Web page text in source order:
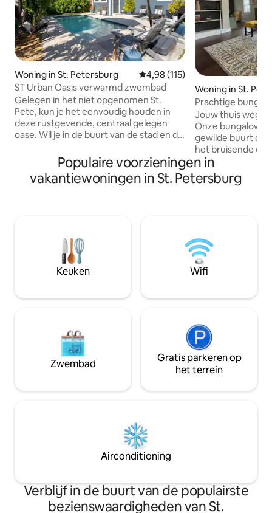
Woning in St. Petersburg Gemiddelde beoordeling van
4,98 (115)
ST Urban Oasis verwarmd zwembad
Gelegen in het niet opgenomen St.
Pete, kun je het eenvoudig houden in
deze rustgevende, centraal gelegen
oase. Wil je in de buurt van de stad en de
heiligdom in de achtertuin hebt? Dit is bij
jou om van alles te genieten. Deze
woning beschikt over twee slaapkamers,
familie kunnen genieten van een
ontspannen en gemakkelijk
toegankelijk verblijf in het prachtige St.
Woning in St.
Prachtige
Jouw thuis weg
Onze bungalow
gewilde buurt op
het bruisende centrum.
gerenoveerd; de
'30 blijft maar
volledig
slaapbank 2
streaming-apps
dineren
Populaire voorzieningen in
vakantiewoningen in St. Petersburg
Keuken Wifi
Zwembad
Gratis parkeren op
het terrein
Airconditioning
Verblijf in de buurt van de populairste
bezienswaardigheden van St.